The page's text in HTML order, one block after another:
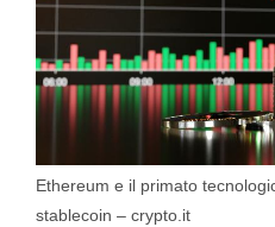
Ethereum e il primato
stablecoin – crypto.it